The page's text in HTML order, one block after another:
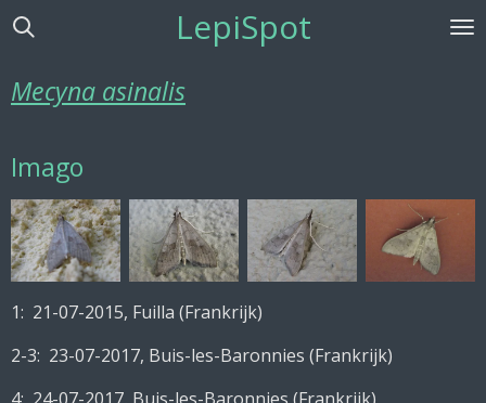
Ga
de
LepiSpot
Mecyna asinalis
Imago
1: 21-07-2015, Fuilla (Frankrijk)
2-3: 23-07-2017, Buis-les-Baronnies (Frankrijk)